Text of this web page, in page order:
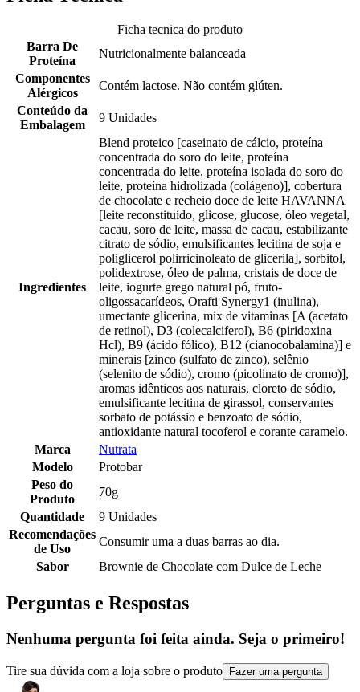
Ficha tecnica do produto
Barra De
Proteína
Nutricionalmente balanceada
Componentes
Alérgicos
Contém lactose. Não contém glúten.
Conteúdo da
Embalagem
9 Unidades
Ingredientes
Blend proteico [caseinato de cálcio, proteína
concentrada do soro do leite, proteína
concentrada do leite, proteína isolada do soro do
leite, proteína hidrolizada (colágeno)], cobertura
de chocolate e recheio doce de leite HAVANNA
[leite reconstituído, glicose, glucose, óleo vegetal,
cacau, soro de leite, massa de cacau, estabilizante
citrato de sódio, emulsificantes lecitina de soja e
poliglicerol polirricinoleato de glicerila], sorbitol,
polidextrose, óleo de palma, cristais de doce de
leite, iogurte grego natural pó, fruto-
oligossacarídeos, Orafti Synergy1 (inulina),
umectante glicerina, mix de vitaminas [A (acetato
de retinol), D3 (colecalciferol), B6 (piridoxina
Hcl), B9 (ácido fólico), B12 (cianocobalamina)] e
minerais [zinco (sulfato de zinco), selênio
(selenito de sódio), cromo (picolinato de cromo)],
aromas idênticos aos naturais, cloreto de sódio,
emulsificante lecitina de girassol, conservantes
sorbato de potássio e benzoato de sódio,
antioxidante natural tocoferol e corante caramelo.
Marca
Nutrata
Modelo
Protobar
Peso do
Produto
70g
Quantidade
9 Unidades
Recomendações
de Uso
Consumir uma a duas barras ao dia.
Sabor
Brownie de Chocolate com Dulce de Leche
Perguntas e Respostas
Nenhuma pergunta foi feita ainda. Seja o primeiro!
Tire sua dúvida com a loja sobre o produto Fazer uma pergunta